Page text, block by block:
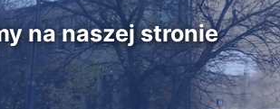
na naszej stronie